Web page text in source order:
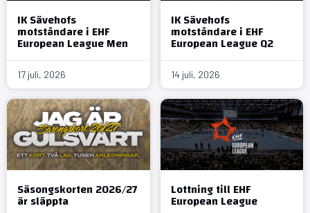
IK Sävehofs
motståndare i EHF
European League Men
17 juli, 2026
IK Sävehofs
motståndare i EHF
European League Q2
14 juli, 2026
Säsongskorten 2026/27
är släppta
Lottning till EHF
European League